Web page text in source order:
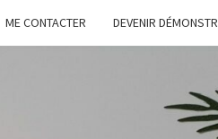
ME CONTACTER DEVENIR